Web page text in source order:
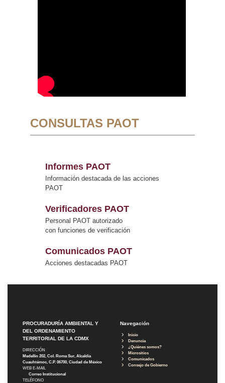
CONSULTAS PAOT
Informes PAOT
Información destacada de las acciones
PAOT
Verificadores PAOT
Personal PAOT autorizado
con funciones de verificación
Comunicados PAOT
Acciones destacadas PAOT
PROCURADURÍA AMBIENTAL Y
DEL ORDENAMIENTO
TERRITORIAL DE LA CDMX
DIRECCIÓN
Medellín 202, Col. Roma Sur, Alcaldía
Cuauhtémoc, C.P. 06700, Ciudad de México
WEB E-MAIL
Correo Institucional
TELÉFONO
Navegación
Inicio
Denuncia
¿Quiénes somos?
Micrositios
Comunicados
Consejo de Gobierno